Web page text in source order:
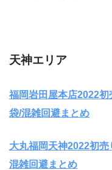
天神エリア
福岡岩田屋本店2022
袋/混雑回避まとめ
大丸福岡天神2022初
混雑回避まとめ